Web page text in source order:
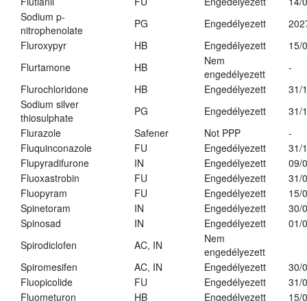
Sodium p-
nitrophenolate
PG Engedélyezett
Fluroxypyr
HB Engedélyezett
15/
Flurtamone
HB
Nem
engedélyezett
-
Flurochloridone
HB Engedélyezett
31/
Sodium silver
thiosulphate
PG Engedélyezett
31/
Flurazole
Safener Not PPP
-
Fluquinconazole
FU Engedélyezett
31/
Flupyradifurone
IN Engedélyezett
09/
Fluoxastrobin
FU Engedélyezett
31/
Fluopyram
FU Engedélyezett
15/
Spinetoram
IN Engedélyezett
30/
Spinosad
IN Engedélyezett
01/
Spirodiclofen
AC, IN
Nem
engedélyezett
Spiromesifen
AC, IN Engedélyezett
30/
Fluopicolide
FU Engedélyezett
31/
Fluometuron
HB Engedélyezett
15/